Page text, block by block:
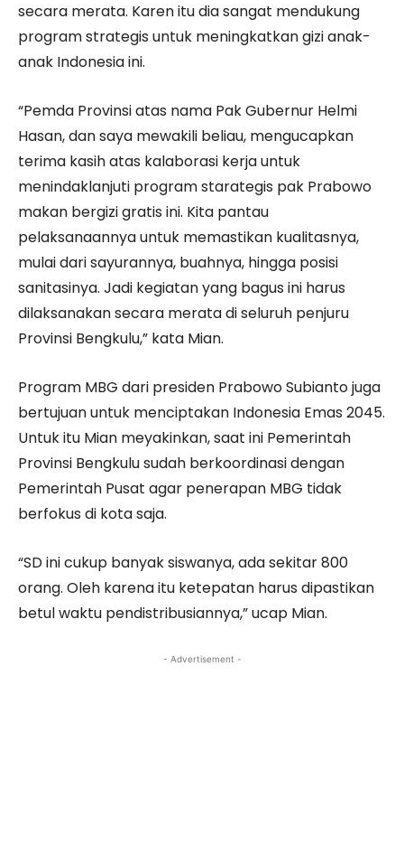
secara merata. Karen itu dia sangat mendukung
program strategis untuk meningkatkan gizi anak-
anak Indonesia ini.
“Pemda Provinsi atas nama Pak Gubernur Helmi
Hasan, dan saya mewakili beliau, mengucapkan
terima kasih atas kalaborasi kerja untuk
menindaklanjuti program starategis pak Prabowo
makan bergizi gratis ini. Kita pantau
pelaksanaannya untuk memastikan kualitasnya,
mulai dari sayurannya, buahnya, hingga posisi
sanitasinya. Jadi kegiatan yang bagus ini harus
dilaksanakan secara merata di seluruh penjuru
Provinsi Bengkulu,” kata Mian.
Program MBG dari presiden Prabowo Subianto juga
bertujuan untuk menciptakan Indonesia Emas 2045.
Untuk itu Mian meyakinkan, saat ini Pemerintah
Provinsi Bengkulu sudah berkoordinasi dengan
Pemerintah Pusat agar penerapan MBG tidak
berfokus di kota saja.
“SD ini cukup banyak siswanya, ada sekitar 800
orang. Oleh karena itu ketepatan harus dipastikan
betul waktu pendistribusiannya,” ucap Mian.
- Advertisement -